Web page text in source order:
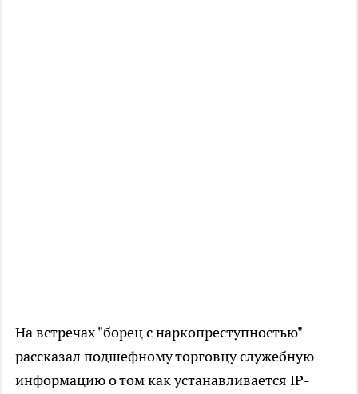
На встречах "борец с наркопреступностью"
рассказал подшефному торговцу служебную
информацию о том как устанавливается IP-